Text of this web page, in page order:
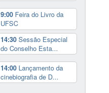
9:00 Feira do Livro da
UFSC
14:30 Sessão Especial
do Conselho Esta...
14:00 Lançamento da
cinebiografia de D...